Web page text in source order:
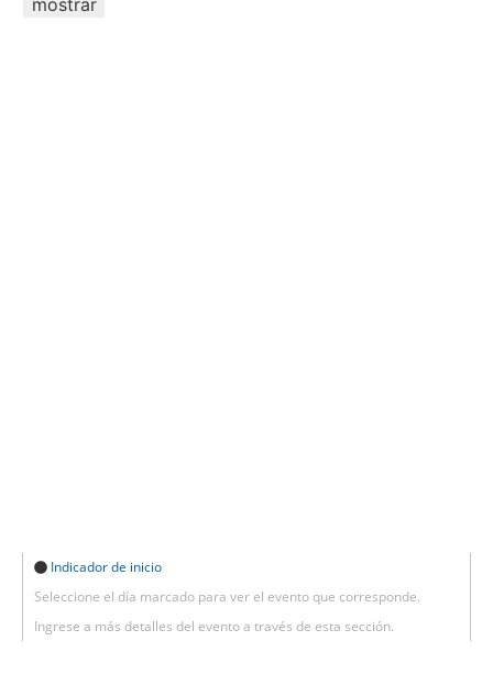
mostrar
Indicador de inicio
Seleccione el día marcado para ver el evento que corresponde.
Ingrese a más detalles del evento a través de esta sección.